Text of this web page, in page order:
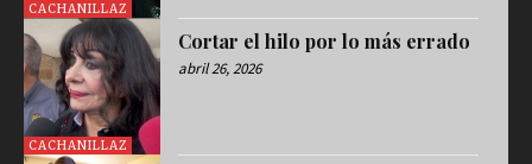
CACHANILLAZ
CACHANILLAZ
Cortar el hilo por lo más errado
abril 26, 2026